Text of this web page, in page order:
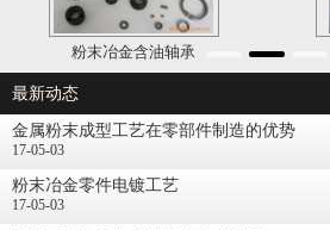
粉末冶金含油轴承
最新动态
金属粉末成型工艺在零部件制造的优势
17-05-03
粉末冶金零件电镀工艺
17-05-03